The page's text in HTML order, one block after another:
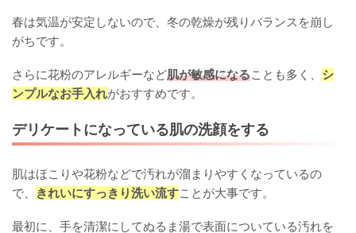
春は気温が安定しないので、冬の乾燥が残りバランスを崩し
がちです。
さらに花粉のアレルギーなど肌が敏感になることも多く、 シ
ンプルなお手入れがおすすめです。
デリケートになっている肌の洗顔をする
肌はほこりや花粉などで汚れが溜まりやすくなっているの
で、
きれいにすっきり洗い流すことが大事です。
最初に、手を清潔にしてぬるま湯で表面についている汚れを